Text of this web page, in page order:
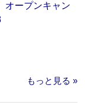
ープンキャン
もっと見る »